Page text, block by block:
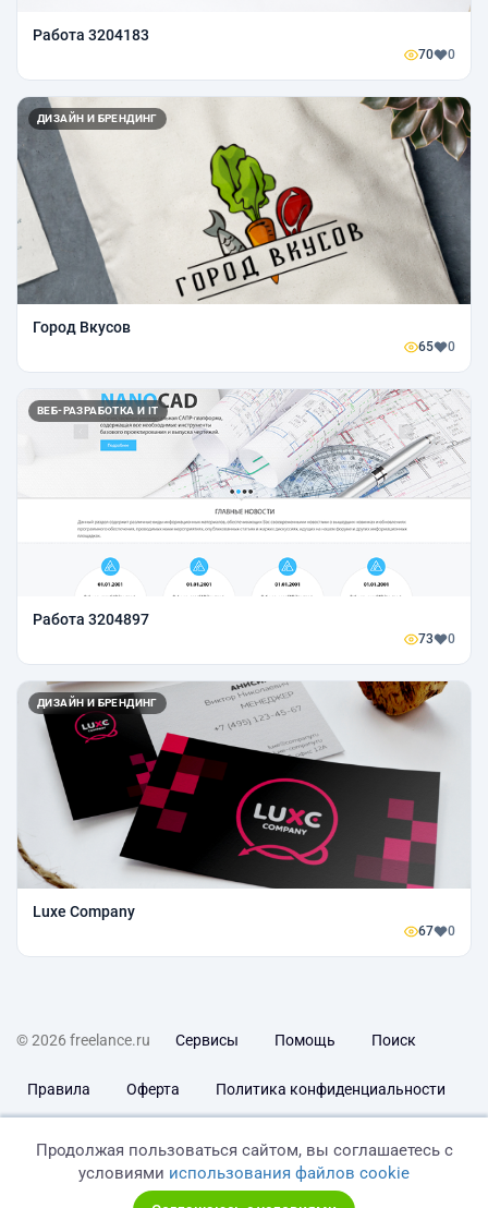
Работа 3204183
70 0
ДИЗАЙН И БРЕНДИНГ
Город Вкусов
65 0
ВЕБ-РАЗРАБОТКА И IT
Работа 3204897
73 0
ДИЗАЙН И БРЕНДИНГ
Luxe Company
67 0
© 2026 freelance.ru Сервисы Помощь Поиск
Правила Оферта Политика конфиденциальности
Продолжая пользоваться сайтом, вы соглашаетесь с
условиями использования файлов cookie